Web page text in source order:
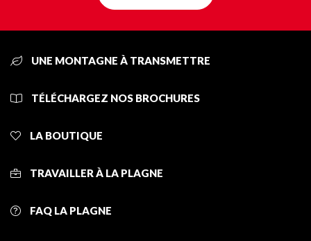
UNE MONTAGNE À TRANSMETTRE
TÉLÉCHARGEZ NOS BROCHURES
LA BOUTIQUE
TRAVAILLER À LA PLAGNE
FAQ LA PLAGNE